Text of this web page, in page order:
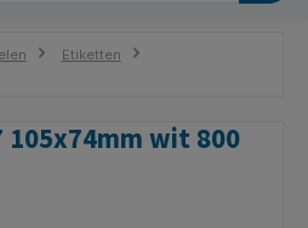
Etiketten
105x74mm wit 800